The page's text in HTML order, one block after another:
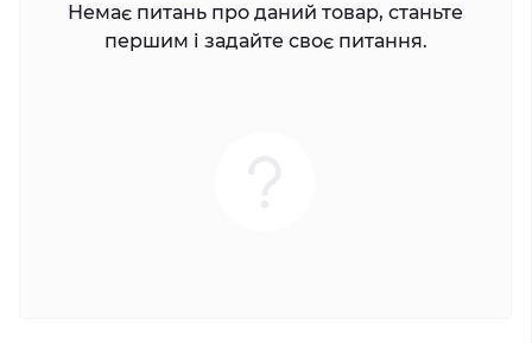
Немає питань про даний товар, станьте
першим і задайте своє питання.